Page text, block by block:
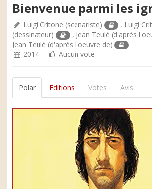
Bienvenue parmi les
Luigi Critone (scénariste) , Luigi
(dessinateur)
, Jean Teulé (d'après
Jean Teulé (d'après l'oeuvre de)
2014
Aucun vote
Polar Editions Votes Avis